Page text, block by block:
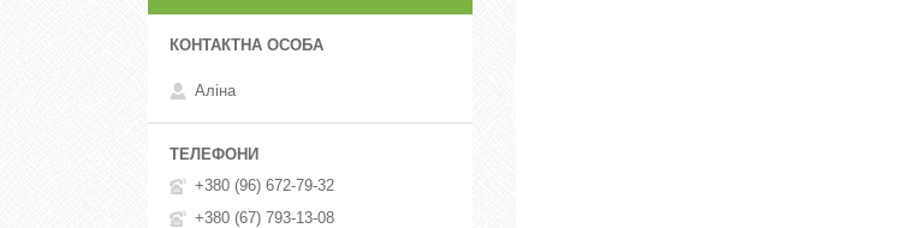
Аліна
+380 (96) 672-79-32
+380 (67) 793-13-08